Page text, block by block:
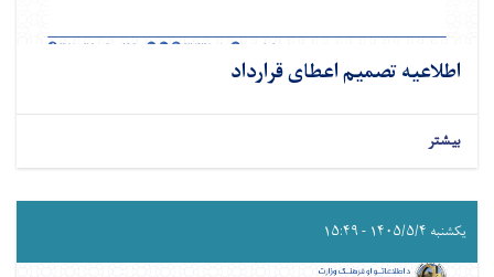
اطلاعیه تصمیم اعطای قرارداد
بیشتر
یکشنبه ۱۴۰۵/۵/۴ - ۱۵:۴۹